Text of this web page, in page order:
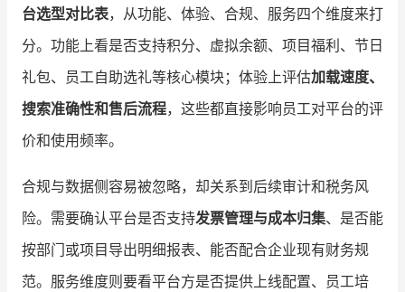
台选型对比表，从功能、体验、合规、服务四个维度来打
分。功能上看是否支持积分、虚拟余额、项目福利、节日
礼包、员工自助选礼等核心模块；体验上评估加载速度、
搜索准确性和售后流程，这些都直接影响员工对平台的评
价和使用频率。
合规与数据侧容易被忽略，却关系到后续审计和税务风
险。需要确认平台是否支持发票管理与成本归集、是否能
按部门或项目导出明细报表、能否配合企业现有财务规
范。服务维度则要看平台方是否提供上线配置、员工培